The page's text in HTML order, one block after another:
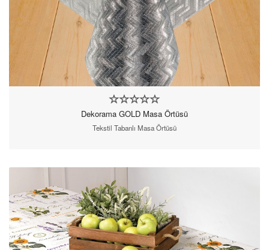
Dekorama GOLD Masa Örtüsü
Tekstil Tabanlı Masa Örtüsü